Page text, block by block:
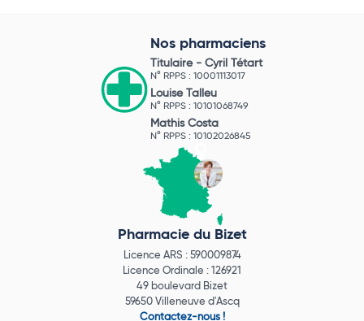
Nos pharmaciens
Titulaire - Cyril Tétart
N° RPPS : 10001113017
Louise Talleu
N° RPPS : 10101068749
Mathis Costa
N° RPPS : 10102026845
Pharmacie du Bizet
Licence ARS : 590009874
Licence Ordinale : 126921
49 boulevard Bizet
59650 Villeneuve d'Ascq
Contactez-nous !